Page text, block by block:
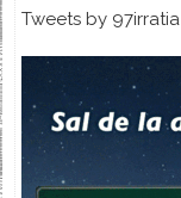
Tweets by 97irratia